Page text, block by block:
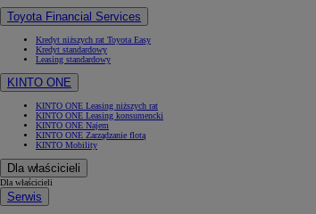
Toyota Financial Services
Kredyt niższych rat Toyota Easy
Kredyt standardowy
Leasing standardowy
KINTO ONE
KINTO ONE Leasing niższych rat
KINTO ONE Leasing konsumencki
KINTO ONE Najem
KINTO ONE Zarządzanie flotą
KINTO Mobility
Dla właścicieli
Dla właścicieli
Serwis